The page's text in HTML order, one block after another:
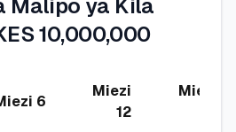
Wako Bora
Malipo ya Kila
10,000,000
6
Miezi
12
Miezi